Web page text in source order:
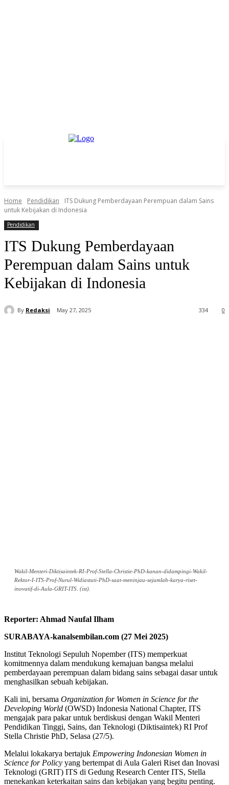
Home Pendidikan
ITS Dukung Pemberdayaan Perempuan dalam Sains
untuk Kebijakan di Indonesia
Pendidikan
ITS Dukung Pemberdayaan
Perempuan dalam Sains untuk
Kebijakan di Indonesia
By Redaksi May 27, 2025 0
334
Wakil-Menteri-Diktisaintek-RI-Prof-Stella-Christie-PhD-kanan-didampingi-Wakil-
Rektor-I-ITS-Prof-Nurul-Widiastuti-PhD-saat-meninjau-sejumlah-karya-riset-
inovatif-di-Aula-GRIT-ITS. (ist).
Reporter: Ahmad Naufal Ilham
SURABAYA-kanalsembilan.com (27 Mei 2025)
Institut Teknologi Sepuluh Nopember (ITS) memperkuat
komitmennya dalam mendukung kemajuan bangsa melalui
pemberdayaan perempuan dalam bidang sains sebagai dasar untuk
menghasilkan sebuah kebijakan.
Kali ini, bersama Organization for Women in Science for the
Developing World (OWSD) Indonesia National Chapter, ITS
mengajak para pakar untuk berdiskusi dengan Wakil Menteri
Pendidikan Tinggi, Sains, dan Teknologi (Diktisaintek) RI Prof
Stella Christie PhD, Selasa (27/5).
Melalui lokakarya bertajuk Empowering Indonesian Women in
Science for Policy yang bertempat di Aula Galeri Riset dan Inovasi
Teknologi (GRIT) ITS di Gedung Research Center ITS, Stella
menekankan keterkaitan sains dan kebijakan yang begitu penting.